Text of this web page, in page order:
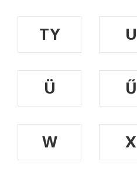
TY
U
Ü
Ű
W
X